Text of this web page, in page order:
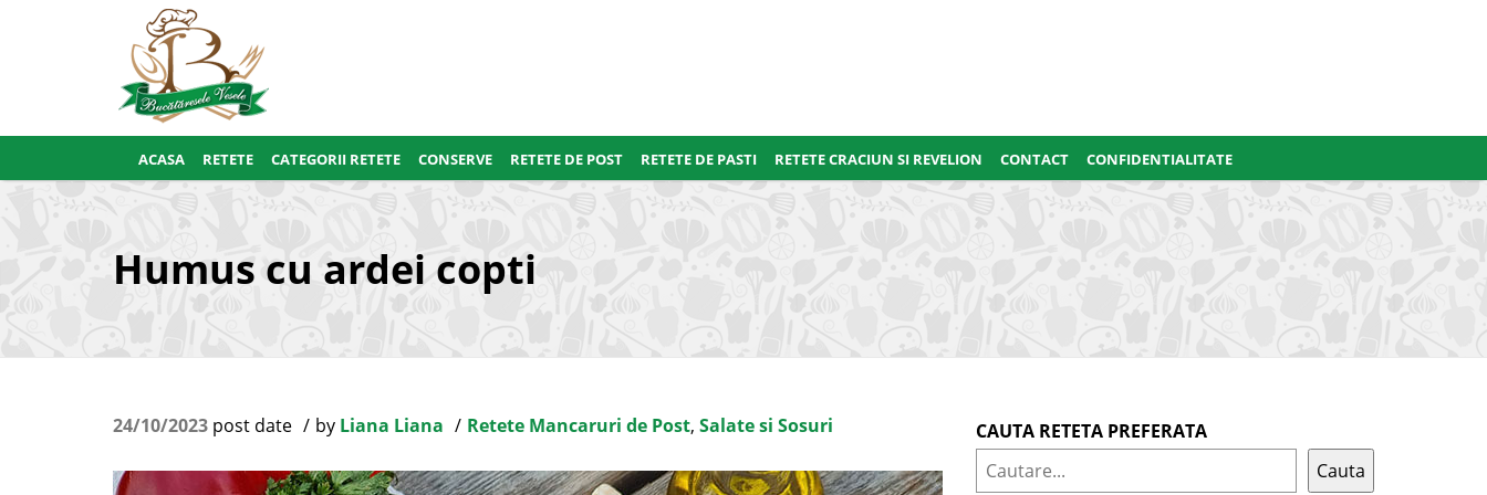
ACASA RETETE CATEGORII RETETE CONSERVE RETETE DE POST RETETE DE PASTI RETETE CRACIUN SI REVELION CONTACT CONFIDENTIALITATE
Humus cu ardei copti
24/10/2023 post date by Liana Liana Retete Mancaruri de Post, Salate si Sosuri
CAUTA RETETA PREFERATA
Cauta